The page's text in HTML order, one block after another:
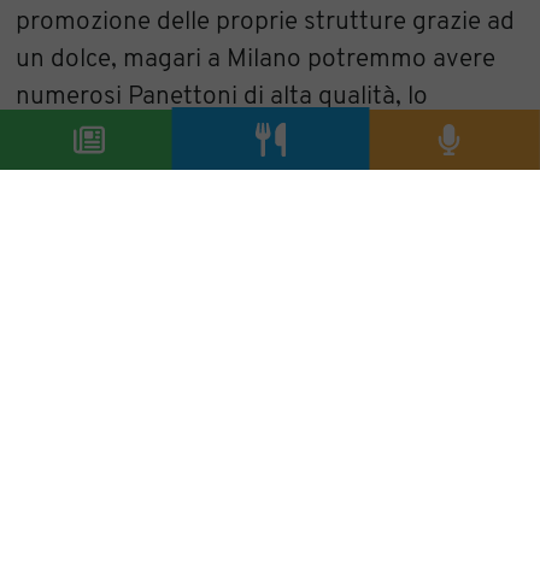
promozione delle proprie strutture grazie ad
un dolce, magari a Milano potremmo avere
numerosi Panettoni di alta qualità, lo
gusteremmo tutto l'anno, come suggerisce
Davide Paolini, diventerebbero il primo